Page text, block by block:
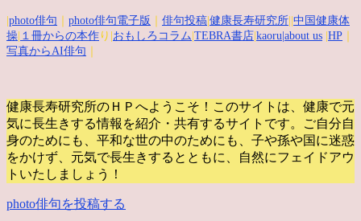
photo俳句 photo俳句電子版 俳句投稿 健康長寿研究所 中国健康体
操 １冊からの本作 り| おもしろコラム TEBRA書店 kaoru |about us HP
写真からAI俳句
健康長寿研究所のＨＰへようこそ！このサイトは、健康で元
気に長生きする情報を紹介・共有するサイトです。
ご自分自
身のためにも、平和な世の中のためにも、子や孫や国に迷惑
をかけず、元気で長生きするとともに、自然にフェイドアウ
トいたしましょう！
photo俳句を投稿する